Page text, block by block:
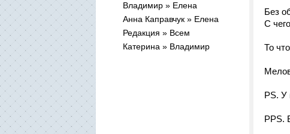
Владимир » Елена
Анна Каправчук » Елена
Редакция » Всем
Катерина » Владимир
Без
С
То
PS. У
PPS.